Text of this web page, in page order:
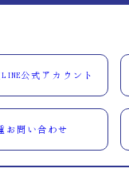
公式アカウント
お問い合わせ